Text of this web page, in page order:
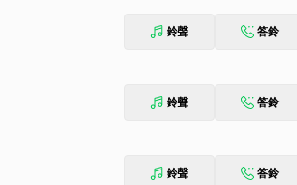
鈴聲 答鈴
鈴聲 答鈴
鈴聲 答鈴